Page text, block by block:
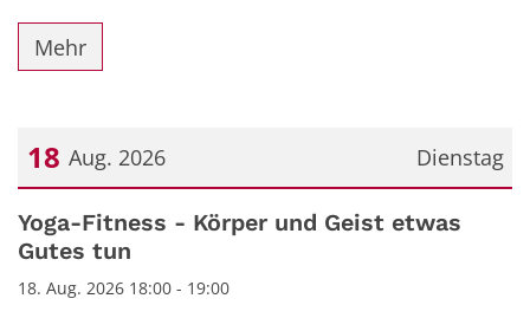
Mehr
Dienstag
18 Aug. 2026
Datum: 18. August 2026
Yoga-Fitness - Körper und Geist etwas
Gutes tun
18. Aug. 2026 18:00 - 19:00